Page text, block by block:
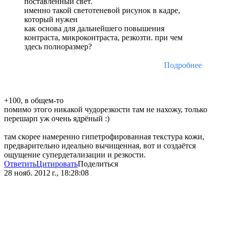
именно такой светотеневой рисунок в кадре,
который нужен
как основа для дальнейшего повышения
контраста, микроконтраста, резкозти. при чем
здесь полноразмер?
Подробнее
+100, в общем-то
помимо этого никакой чудорезкости там не нахожу, только
перешарп уж очень ядрёный :)
там скорее намеренно гипетрофированная текстура кожи,
предварительно идеально вычищенная, вот и создаётся
ощущение супердетализации и резкости.
ОтветитьЦитироватьПоделиться
28 нояб. 2012 г., 18:28:08